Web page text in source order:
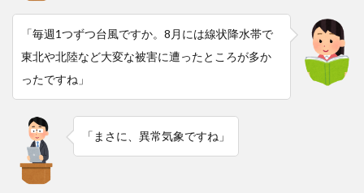
「毎週1つずつ台風ですか。8月には線状降水帯で
東北や北陸など大変な被害に遭ったところが多か
ったですね」
「まさに、異常気象ですね」